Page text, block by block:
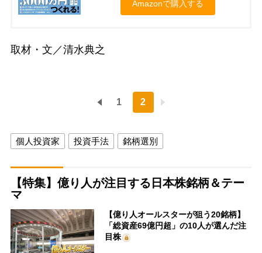
Amazonで購入する
取材・文／清水典之
1 2
個人投資家 投資手法 銘柄選別
【特集】億り人が注目する日本株銘柄＆テー
マ
【億り人オールスターが狙う20銘柄】
「総資産69億円超」の10人が選んだ注
目株